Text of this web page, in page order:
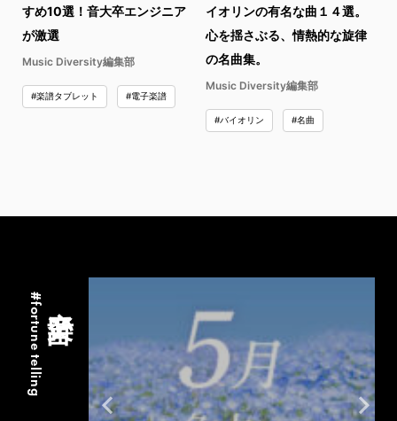
すめ10選！音大卒エンジニア
が激選
Music Diversity編集部
#楽譜タブレット #電子楽譜
イオリンの有名な曲１４選。
心を揺さぶる、情熱的な旋律
の名曲集。
Music Diversity編集部
#バイオリン #名曲
音楽占い
#fortune telling